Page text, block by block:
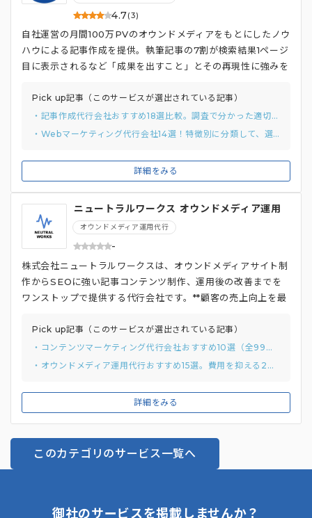
4.7(3)
詳細をみる
自社運営の月間100万PVのオウンドメディアをもとにしたノウ
ハウによる記事作成を提供。執筆記事の7割が検索結果1ページ
目に表示されるなど「成果を出すこと」とその再現性に強みを
Pick up記事（このサービスが選出されている記事）
・記事作成代行会社おすすめ18選比較。調査で分かった適切な費用感と2つの選び方
・Webマーケティング代行会社14選！特徴別に分類して、選び方まで
ニュートラルワークス オウンドメディア運用
代行
オウンドメディア運用代行
-
詳細をみる
株式会社ニュートラルワークスは、オウンドメディアサイト制
作からSEOに強い記事コンテンツ制作、運用後の改善までを
ワンストップで提供する代行会社です。**顧客の売上向上を最
ンドメディア運用を支援**しています。 自社でオウンドメディ
アを運用し「検索流入数が約34倍」「獲得件数は約47倍」と
いった成果を上げた実績も。この成功体験から得られたノウハ
ウンドメディア運用にとどまらず、**ホワイトペーパー制作や
MA運用など、包括的なコンテンツマーケティング支援にも対
応**しています。
Pick up記事（このサービスが選出されている記事）
・コンテンツマーケティング代行会社おすすめ10選（全99）比較！種別5タイプで事例も合わせて紹介
・オウンドメディア運用代行おすすめ15選。費用を抑える2つの方法も解説
このカテゴリのサービス一覧へ
御社のサービスを掲載しませんか？